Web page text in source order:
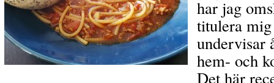
har jag
titulera
undervisar
hem- och
Det här